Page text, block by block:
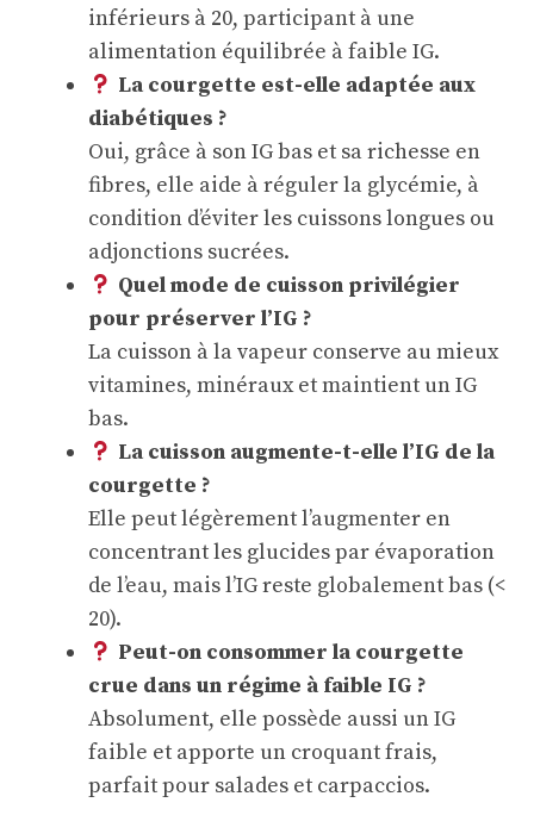
inférieurs à 20, participant à une
alimentation équilibrée à faible IG.
La courgette est-elle adaptée aux
diabétiques ?
Oui, grâce à son IG bas et sa richesse en
fibres, elle aide à réguler la glycémie, à
condition d’éviter les cuissons longues ou
adjonctions sucrées.
Quel mode de cuisson privilégier
pour préserver l’IG ?
La cuisson à la vapeur conserve au mieux
vitamines, minéraux et maintient un IG
bas.
La cuisson augmente-t-elle l’IG de la
courgette ?
Elle peut légèrement l’augmenter en
concentrant les glucides par évaporation
de l’eau, mais l’IG reste globalement bas (<
20).
Peut-on consommer la courgette
crue dans un régime à faible IG ?
Absolument, elle possède aussi un IG
faible et apporte un croquant frais,
parfait pour salades et carpaccios.